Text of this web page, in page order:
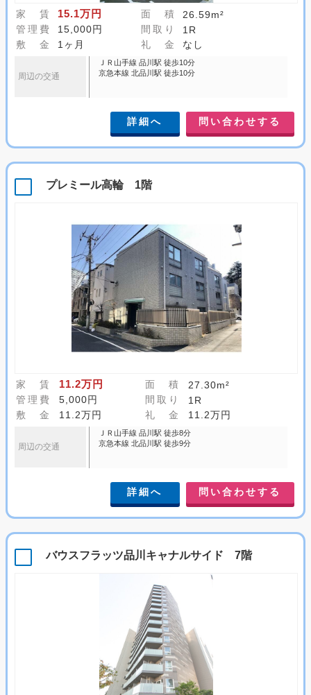
家 賃 15.1万円 面 積
26.59m²
管理費
15,000円 間取り
1R
敷 金
1ヶ月 礼 金 なし
周辺の交通
ＪＲ山手線 品川駅 徒歩10分
京急本線 北品川駅 徒歩10分
詳細へ 問い合わせする
プレミール高輪 1階
家 賃 11.2万円 面 積
27.30m²
管理費
5,000円 間取り
1R
敷 金
11.2万円 礼 金 11.2万円
周辺の交通
ＪＲ山手線 品川駅 徒歩8分
京急本線 北品川駅 徒歩9分
詳細へ 問い合わせする
バウスフラッツ品川キャナルサイド 7階